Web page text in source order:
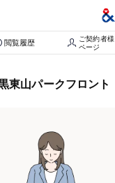
閲覧履歴
ご契約者様
ページ
東山パークフロント